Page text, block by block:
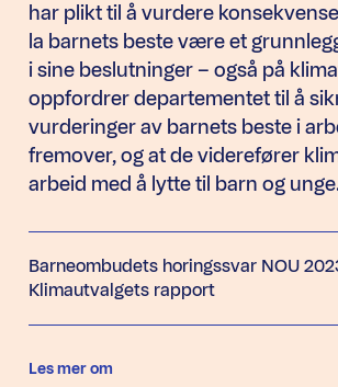
har plikt til å vurdere
la barnets beste være et
i sine beslutninger – også på
oppfordrer departementet til å
vurderinger av barnets beste i
fremover, og at de viderefører
arbeid med å lytte til barn og
Barneombudets horingssvar NOU
Klimautvalgets rapport
Les mer om